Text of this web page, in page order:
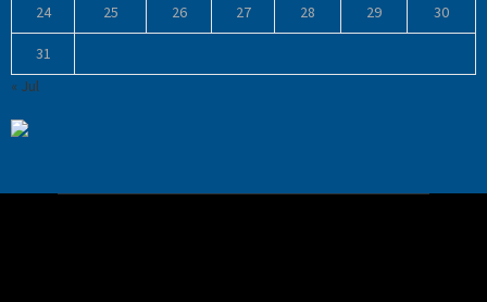
24 25 26 27 28 29 30
31
« Jul